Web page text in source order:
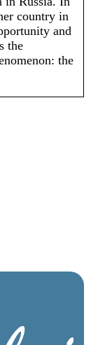
country in
and
the
the